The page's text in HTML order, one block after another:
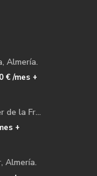
Almería.
€/mes +
de la Fr...
+
Almería.